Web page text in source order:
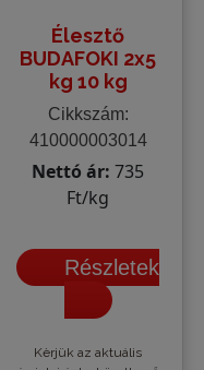
Élesztő
BUDAFOKI 2x5
kg 10 kg
Cikkszám:
410000003014
Nettó ár: 735
Ft/kg
Részletek
Kèrjük az aktuális